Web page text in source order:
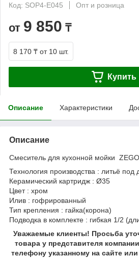
Код: SOP4-E045
Опт и розница
от 9 850 ₸
8 170 ₸ от 10 шт.
Купить
Описание Характеристики
Описание
Смеситель для кухонной мойки
Технология производства : литьё под
Керамический картридж : Ø35
Цвет : хром
Илив : гофрированный
Тип крепления : гайка(корона)
Подводка в комплекте : гибкая 1/2
Уважаемые клиенты! Просьба
товара у представителя
телефону указанному на сайте